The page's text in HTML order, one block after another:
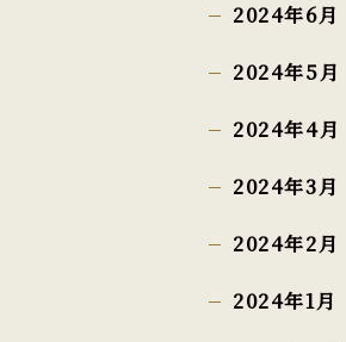
2024年6月
2024年5月
2024年4月
2024年3月
2024年2月
2024年1月